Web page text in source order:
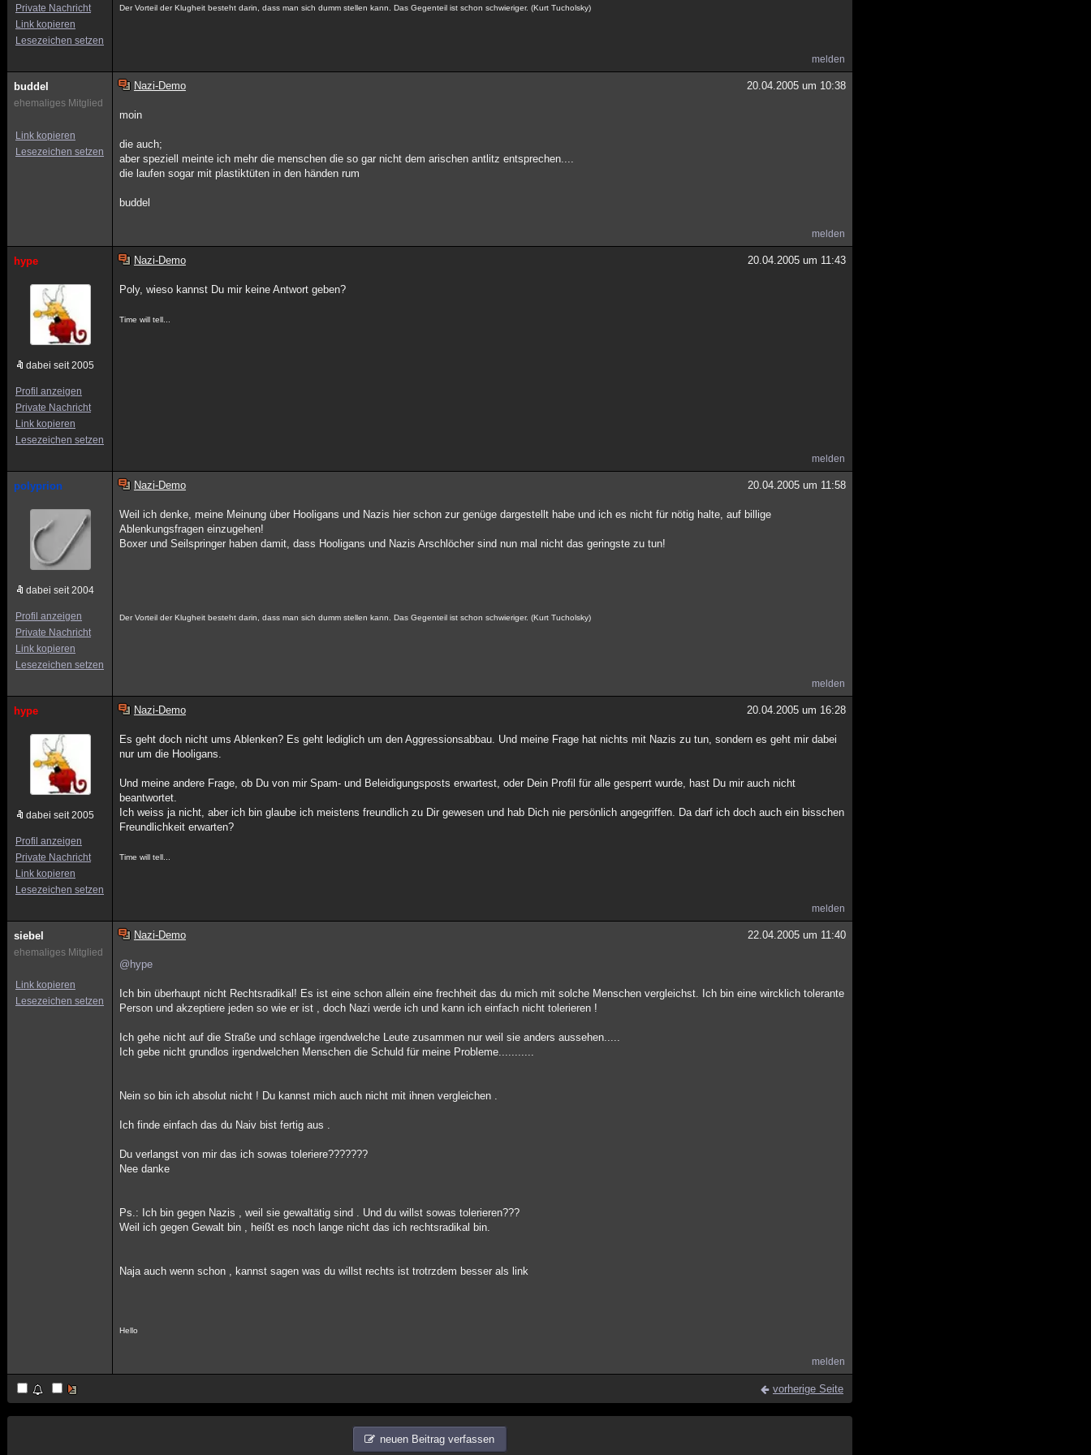
Private Nachricht
Link kopieren
Lesezeichen setzen
Der Vorteil der Klugheit besteht darin, dass man sich dumm stellen kann. Das Gegenteil ist schon schwieriger. (Kurt Tucholsky)
melden
buddel
ehemaliges Mitglied
Link kopieren
Lesezeichen setzen
Nazi-Demo 20.04.2005 um 10:38
moin
die auch;
aber speziell meinte ich mehr die menschen die so gar nicht dem arischen antlitz entsprechen....
die laufen sogar mit plastiktüten in den händen rum
buddel
melden
hype
dabei seit 2005
Profil anzeigen
Private Nachricht
Link kopieren
Lesezeichen setzen
Nazi-Demo 20.04.2005 um 11:43
Poly, wieso kannst Du mir keine Antwort geben?
Time will tell...
melden
polyprion
dabei seit 2004
Profil anzeigen
Private Nachricht
Link kopieren
Lesezeichen setzen
Nazi-Demo 20.04.2005 um 11:58
Weil ich denke, meine Meinung über Hooligans und Nazis hier schon zur genüge dargestellt habe und ich es nicht für nötig halte, auf billige
Ablenkungsfragen einzugehen!
Boxer und Seilspringer haben damit, dass Hooligans und Nazis Arschlöcher sind nun mal nicht das geringste zu tun!
Der Vorteil der Klugheit besteht darin, dass man sich dumm stellen kann. Das Gegenteil ist schon schwieriger. (Kurt Tucholsky)
melden
hype
dabei seit 2005
Profil anzeigen
Private Nachricht
Link kopieren
Lesezeichen setzen
Nazi-Demo 20.04.2005 um 16:28
Es geht doch nicht ums Ablenken? Es geht lediglich um den Aggressionsabbau. Und meine Frage hat nichts mit Nazis zu tun, sondern es geht mir dabei
nur um die Hooligans.
Und meine andere Frage, ob Du von mir Spam- und Beleidigungsposts erwartest, oder Dein Profil für alle gesperrt wurde, hast Du mir auch nicht
beantwortet.
Ich weiss ja nicht, aber ich bin glaube ich meistens freundlich zu Dir gewesen und hab Dich nie persönlich angegriffen. Da darf ich doch auch ein bisschen
Freundlichkeit erwarten?
Time will tell...
melden
siebel
ehemaliges Mitglied
Link kopieren
Lesezeichen setzen
Nazi-Demo 22.04.2005 um 11:40
@hype
Ich bin überhaupt nicht Rechtsradikal! Es ist eine schon allein eine frechheit das du mich mit solche Menschen vergleichst. Ich bin eine wircklich tolerante
Person und akzeptiere jeden so wie er ist , doch Nazi werde ich und kann ich einfach nicht tolerieren !
Ich gehe nicht auf die Straße und schlage irgendwelche Leute zusammen nur weil sie anders aussehen.....
Ich gebe nicht grundlos irgendwelchen Menschen die Schuld für meine Probleme...........
Nein so bin ich absolut nicht ! Du kannst mich auch nicht mit ihnen vergleichen .
Ich finde einfach das du Naiv bist fertig aus .
Du verlangst von mir das ich sowas toleriere???????
Nee danke
Ps.: Ich bin gegen Nazis , weil sie gewaltätig sind . Und du willst sowas tolerieren???
Weil ich gegen Gewalt bin , heißt es noch lange nicht das ich rechtsradikal bin.
Naja auch wenn schon , kannst sagen was du willst rechts ist trotrzdem besser als link
Hello
melden
vorherige Seite
neuen Beitrag verfassen